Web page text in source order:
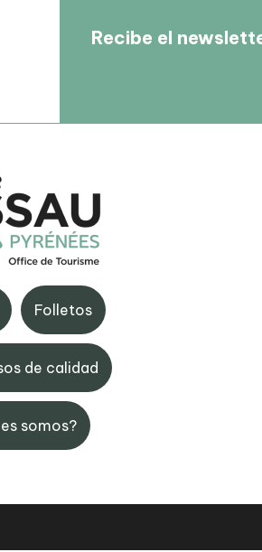
Recibe el
BIT Gourette
Maison de Gourette,
Gourette
+33 (0)5 59 05 12 17
Folletos
de calidad
somos?